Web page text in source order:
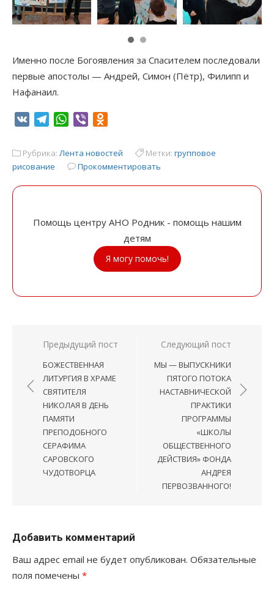
Именно после Богоявления за Спасителем последовали
первые апостолы — Андрей, Симон (Пётр), Филипп и
Нафанаил.
VK TelegramWhatsApp
Viber
Рубрика: Лента новостей Метки: групповое
рисование
Прокомментировать
Помощь центру АНО Родник - помощь нашим
детям
Я могу помочь!
Навигация
записям
Предыдущий пост
БОЖЕСТВЕННАЯ
ЛИТУРГИЯ В ХРАМЕ
СВЯТИТЕЛЯ
НИКОЛАЯ В ДЕНЬ
ПАМЯТИ
ПРЕПОДОБНОГО
СЕРАФИМА
САРОВСКОГО
ЧУДОТВОРЦА
Следующий пост
МЫ — ВЫПУСКНИКИ
ПЯТОГО ПОТОКА
НАСТАВНИЧЕСКОЙ
ПРАКТИКИ
ПРОГРАММЫ
«ШКОЛЫ
ОБЩЕСТВЕННОГО
ДЕЙСТВИЯ» ФОНДА
АНДРЕЯ
ПЕРВОЗВАННОГО!
Добавить комментарий
Ваш адрес email не будет опубликован. Обязательные
поля помечены *